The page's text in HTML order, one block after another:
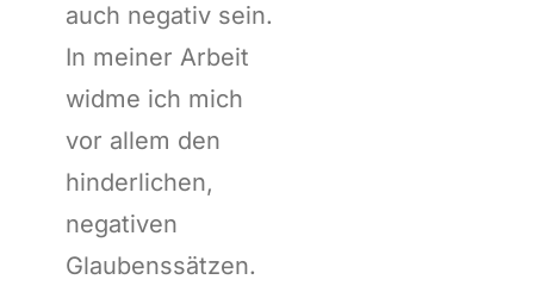
auch negativ sein.
In meiner Arbeit
widme ich mich
vor allem den
hinderlichen,
negativen
Glaubenssätzen.